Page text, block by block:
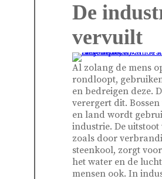
De
vervuilt
Al zolang de mens
rondloopt,
en bedreigen deze.
verergert dit.
en land wordt
industrie. De
zoals door
steenkool, zorgt
het water en de
mensen ook. In